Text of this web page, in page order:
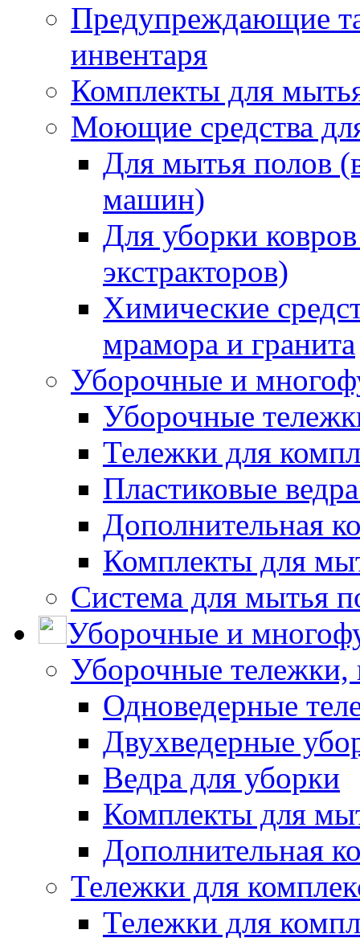
Предупреждающие
инвентаря
Комплекты для
Моющие средства
Для мытья полов
машин)
Для уборки
экстракторов)
Химические
мрамора и гранита
Уборочные и
Уборочные
Тележки для
Пластиковые
Дополнительная
Комплекты для
Система для мытья
Уборочные и
Уборочные тележки,
Одноведерные
Двухведерные
Ведра для уборки
Комплекты для
Дополнительная
Тележки для
Тележки для